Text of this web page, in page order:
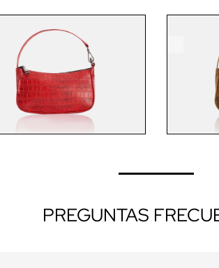
AÑADIR AL
PREGUNTAS